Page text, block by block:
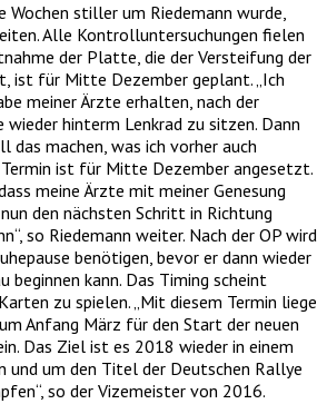
Wochen stiller um Riedemann wurde,
Alle Kontrolluntersuchungen fielen
der Platte, die der Versteifung der
ist für Mitte Dezember geplant. „Ich
meiner Ärzte erhalten, nach der
hinterm Lenkrad zu sitzen. Dann
das machen, was ich vorher auch
ist für Mitte Dezember angesetzt.
meine Ärzte mit meiner Genesung
den nächsten Schritt in Richtung
so Riedemann weiter. Nach der OP wird
benötigen, bevor er dann wieder
beginnen kann. Das Timing scheint
zu spielen. „Mit diesem Termin liege
Anfang März für den Start der neuen
Das Ziel ist es 2018 wieder in einem
und um den Titel der Deutschen Rallye
so der Vizemeister von 2016.